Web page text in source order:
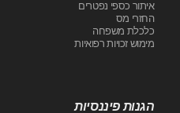
איתור כספי נפטרים
החזרי מס
כלכלת משפחה
מימוש זכויות רפואיות
הגנות פיננסיות